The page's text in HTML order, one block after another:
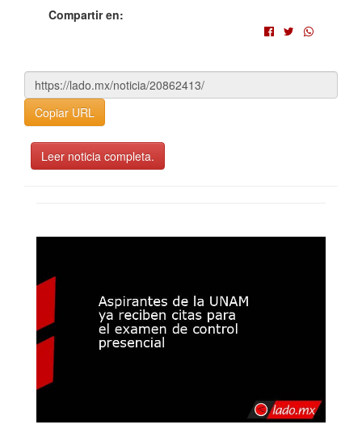
Compartir en:
Copiar URL
Leer noticia completa.